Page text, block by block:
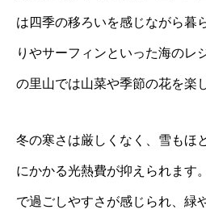
は四季の移ろいを感じながら暮
りやサーフィンといった海のレ
の里山では山菜や季節の花を楽
冬の寒さは厳しくなく、雪もほ
にかかる光熱費が抑えられます
で過ごしやすさが感じられ、緑